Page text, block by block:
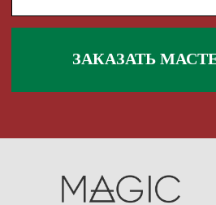
495 868 00 36